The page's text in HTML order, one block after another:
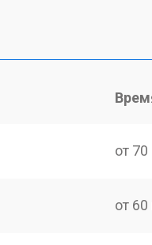
от
от